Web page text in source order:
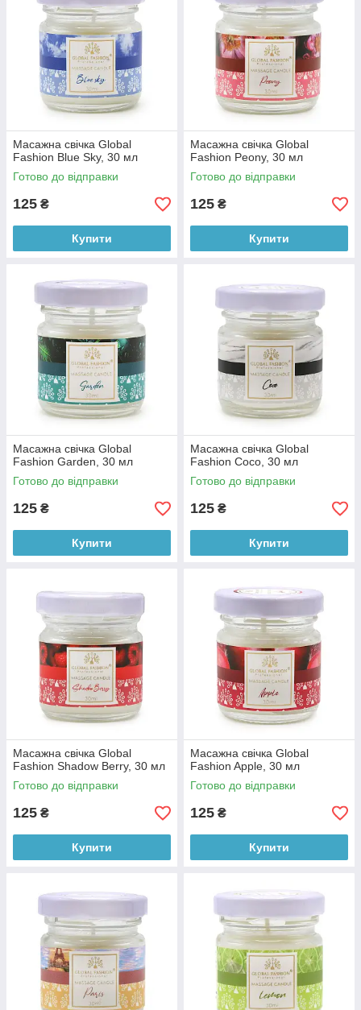
Масажна свічка Global
Fashion Blue Sky, 30 мл
Готово до відправки
125 ₴
Купити
Масажна свічка Global
Fashion Peony, 30 мл
Готово до відправки
125 ₴
Купити
Масажна свічка Global
Fashion Garden, 30 мл
Готово до відправки
125 ₴
Купити
Масажна свічка Global
Fashion Coco, 30 мл
Готово до відправки
125 ₴
Купити
Масажна свічка Global
Fashion Shadow Berry, 30 мл
Готово до відправки
125 ₴
Купити
Масажна свічка Global
Fashion Apple, 30 мл
Готово до відправки
125 ₴
Купити